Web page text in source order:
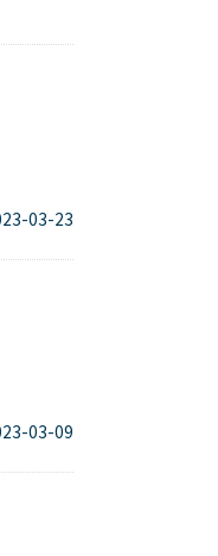
03-23
03-09